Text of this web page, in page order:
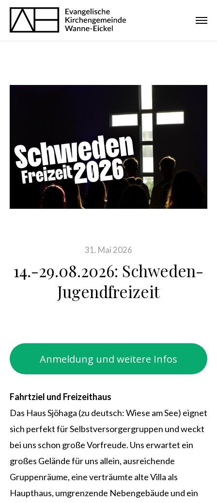
31. Mai 2026
14.-29.08.2026: Schweden-
Jugendfreizeit
Anmeldung und weitere Infos
Fahrtziel und Freizeithaus
Das Haus Sjöhaga (zu deutsch: Wiese am See) eignet
sich perfekt für Selbstversorgergruppen und weckt
bei uns schon große Vorfreude. Uns erwartet ein
großes Gelände für uns allein, ausreichende
Gruppenräume, eine verträumte alte Villa als
Haupthaus, umgrenzende Nebengebäude und ein